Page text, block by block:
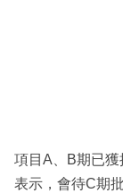
項目A、B期已
表示，會待C期